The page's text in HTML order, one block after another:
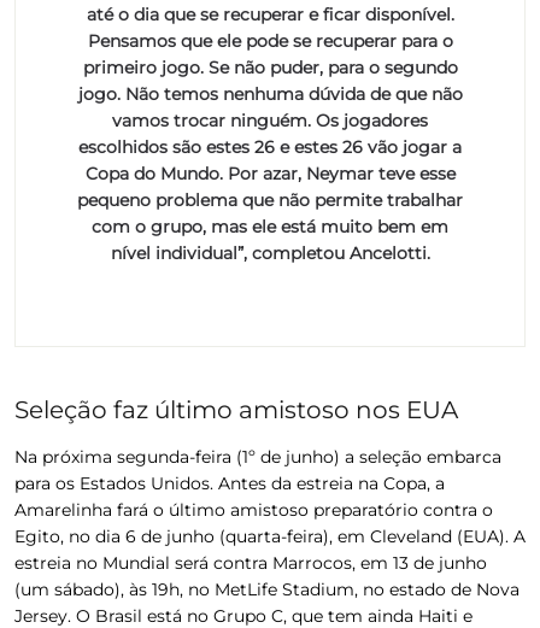
até o dia que se recuperar e ficar disponível.
Pensamos que ele pode se recuperar para o
primeiro jogo. Se não puder, para o segundo
jogo. Não temos nenhuma dúvida de que não
vamos trocar ninguém. Os jogadores
escolhidos são estes 26 e estes 26 vão jogar a
Copa do Mundo. Por azar, Neymar teve esse
pequeno problema que não permite trabalhar
com o grupo, mas ele está muito bem em
nível individual”, completou Ancelotti.
Seleção faz último amistoso nos EUA
Na próxima segunda-feira (1º de junho) a seleção embarca
para os Estados Unidos. Antes da estreia na Copa, a
Amarelinha fará o último amistoso preparatório contra o
Egito, no dia 6 de junho (quarta-feira), em Cleveland (EUA). A
estreia no Mundial será contra Marrocos, em 13 de junho
(um sábado), às 19h, no MetLife Stadium, no estado de Nova
Jersey. O Brasil está no Grupo C, que tem ainda Haiti e